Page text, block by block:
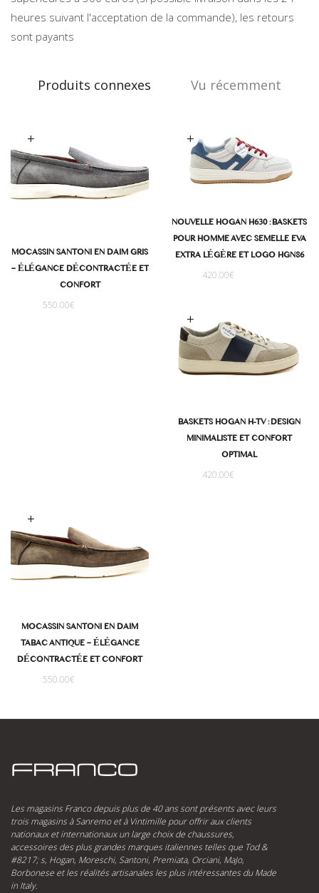
heures suivant l'acceptation de la commande), les retours
sont payants
Produits connexes Vu récemment
MOCASSIN SANTONI EN DAIM GRIS
– ÉLÉGANCE DÉCONTRACTÉE ET
CONFORT
des options
550.00€
NOUVELLE HOGAN H630 : BASKETS
POUR HOMME AVEC SEMELLE EVA
EXTRA LÉGÈRE ET LOGO HGN86
Choix des options
420.00€
BASKETS HOGAN H-TV : DESIGN
MINIMALISTE ET CONFORT
OPTIMAL
Choix des options
420.00€
MOCASSIN SANTONI EN DAIM
TABAC ANTIQUE – ÉLÉGANCE
DÉCONTRACTÉE ET CONFORT
des options
550.00€
Les magasins Franco depuis plus de 40 ans sont présents avec leurs
trois magasins à Sanremo et à Vintimille pour offrir aux clients
nationaux et internationaux un large choix de chaussures,
accessoires des plus grandes marques italiennes telles que Tod &
#8217; s, Hogan, Moreschi, Santoni, Premiata, Orciani, MaJo,
Borbonese et les réalités artisanales les plus intéressantes du Made
in Italy.